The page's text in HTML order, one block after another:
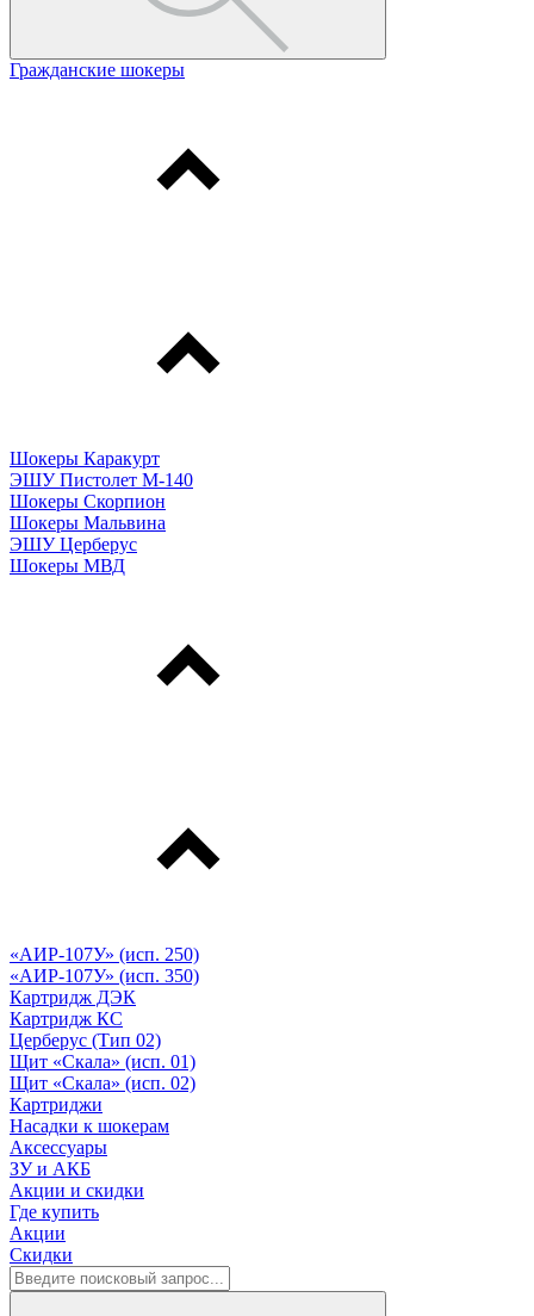
Гражданские шокеры
Шокеры Каракурт
ЭШУ Пистолет М-140
Шокеры Скорпион
Шокеры Мальвина
ЭШУ Церберус
Шокеры МВД
«АИР-107У» (исп. 250)
«АИР-107У» (исп. 350)
Картридж ДЭК
Картридж КС
Церберус (Тип 02)
Щит «Скала» (исп. 01)
Щит «Скала» (исп. 02)
Картриджи
Насадки к шокерам
Аксессуары
ЗУ и АКБ
Акции и скидки
Где купить
Акции
Скидки